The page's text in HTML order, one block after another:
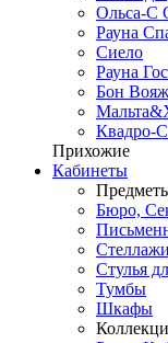
Ольса-С
Рауна
Сиело
Рауна
Бон
Квадро-
Прихожие
Кабинеты
Бюро,
Стулья
Тумбы
Шкафы